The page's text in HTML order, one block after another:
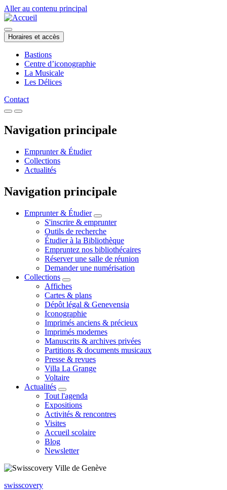
Aller au contenu principal
Horaires et accès
Bastions
Centre d’iconographie
La Musicale
Les Délices
Contact
Navigation principale
Emprunter & Étudier
Collections
Actualités
Navigation principale
Emprunter & Étudier
S'inscrire & emprunter
Outils de recherche
Étudier à la Bibliothèque
Empruntez nos bibliothécaires
Réserver une salle de réunion
Demander une numérisation
Collections
Affiches
Cartes & plans
Dépôt légal & Genevensia
Iconographie
Imprimés anciens & précieux
Imprimés modernes
Manuscrits & archives privées
Partitions & documents musicaux
Presse & revues
Villa La Grange
Voltaire
Actualités
Tout l'agenda
Expositions
Activités & rencontres
Visites
Accueil scolaire
Blog
Newsletter
swisscovery